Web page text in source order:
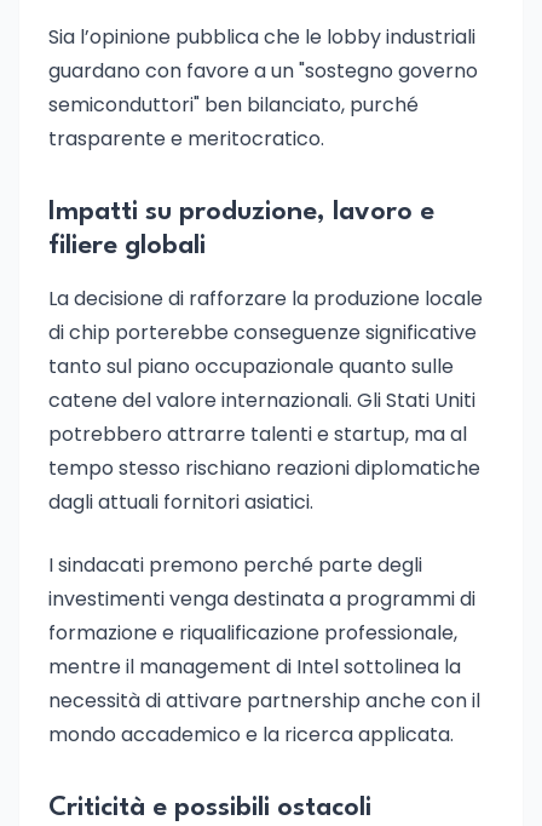
Sia l’opinione pubblica che le lobby industriali
guardano con favore a un "sostegno governo
semiconduttori" ben bilanciato, purché
trasparente e meritocratico.
Impatti su produzione, lavoro e
filiere globali
La decisione di rafforzare la produzione locale
di chip porterebbe conseguenze significative
tanto sul piano occupazionale quanto sulle
catene del valore internazionali. Gli Stati Uniti
potrebbero attrarre talenti e startup, ma al
tempo stesso rischiano reazioni diplomatiche
dagli attuali fornitori asiatici.
I sindacati premono perché parte degli
investimenti venga destinata a programmi di
formazione e riqualificazione professionale,
mentre il management di Intel sottolinea la
necessità di attivare partnership anche con il
mondo accademico e la ricerca applicata.
Criticità e possibili ostacoli